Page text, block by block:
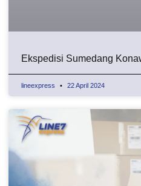
Ekspedisi Sumedang
lineexpress 22 April 2024